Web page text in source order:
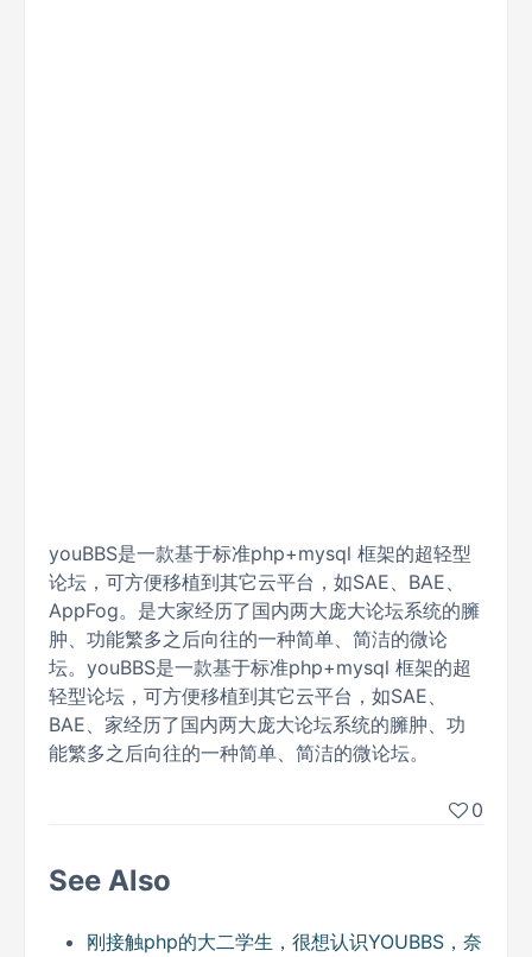
youBBS是一款基于标准php+mysql 框架的超轻型
论坛，可方便移植到其它云平台，如SAE、BAE、
AppFog。是大家经历了国内两大庞大论坛系统的臃
肿、功能繁多之后向往的一种简单、简洁的微论
坛。youBBS是一款基于标准php+mysql 框架的超
轻型论坛，可方便移植到其它云平台，如SAE、
BAE、家经历了国内两大庞大论坛系统的臃肿、功
能繁多之后向往的一种简单、简洁的微论坛。
0
See Also
刚接触php的大二学生，很想认识YOUBBS，奈